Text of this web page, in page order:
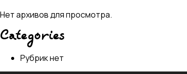
Нет архивов для просмотра.
Categories
Рубрик нет